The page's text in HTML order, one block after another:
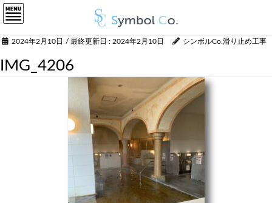
2024年2月10日 / 最終更新日 : 2024年2月10日 シンボルCo.滑り止め工事
IMG_4206